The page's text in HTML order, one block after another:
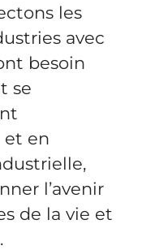
les
avec
besoin
se
et en
l’avenir
de la vie et